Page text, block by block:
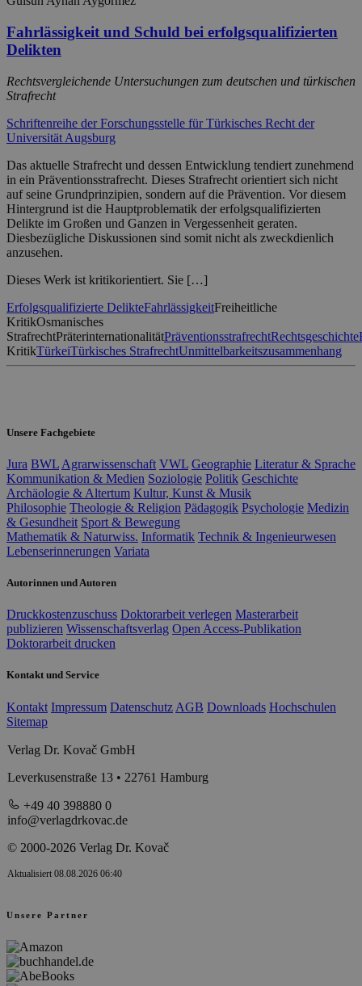
Fahrlässigkeit und Schuld bei erfolgsqualifizierten
Delikten
Rechtsvergleichende Untersuchungen zum deutschen und türkischen
Strafrecht
Schriftenreihe der Forschungsstelle für Türkisches Recht der
Universität Augsburg
Das aktuelle Strafrecht und dessen Entwicklung tendiert zunehmend
in ein Präventionsstrafrecht. Dieses Strafrecht orientiert sich nicht
auf seine Grundprinzipien, sondern auf die Prävention. Vor diesem
Hintergrund ist die Hauptproblematik der erfolgsqualifizierten
Delikte im Großen und Ganzen in Vergessenheit geraten.
Diesbezügliche Diskussionen sind somit nicht als zweckdienlich
anzusehen.
Dieses Werk ist kritikorientiert. Sie […]
Erfolgsqualifizierte DelikteFahrlässigkeitFreiheitliche
KritikOsmanisches
StrafrechtPräterinternationalitätPräventionsstrafrechtRechtsgeschichte
KritikTürkeiTürkisches StrafrechtUnmittelbarkeitszusammenhang
Unsere Fachgebiete
Jura BWL Agrarwissenschaft VWL Geographie Literatur & Sprache
Kommunikation & Medien Soziologie Politik Geschichte
Archäologie & Altertum Kultur, Kunst & Musik
Philosophie Theologie & Religion Pädagogik Psychologie Medizin
& Gesundheit Sport & Bewegung
Mathematik & Naturwiss. Informatik Technik & Ingenieurwesen
Lebenserinnerungen Variata
Autorinnen und Autoren
Druckkostenzuschuss Doktorarbeit verlegen Masterarbeit
publizieren Wissenschaftsverlag Open Access-Publikation
Doktorarbeit drucken
Kontakt und Service
Kontakt Impressum Datenschutz AGB Downloads Hochschulen
Sitemap
Verlag Dr. Kovač GmbH
Leverkusenstraße 13 • 22761 Hamburg
+49 40 398880 0
info@verlagdrkovac.de
© 2000-2026 Verlag Dr. Kovač
Aktualisiert 08.08.2026 06:40
Unsere Partner